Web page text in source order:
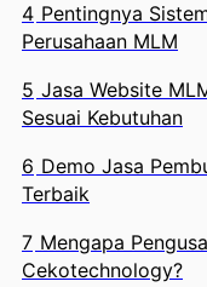
4 Pentingnya
Perusahaan MLM
5 Jasa Website
Sesuai Kebutuhan
6 Demo Jasa
Terbaik
7 Mengapa
Cekotechnology?